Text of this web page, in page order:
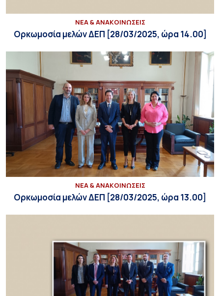
ΝΕΑ & ΑΝΑΚΟΙΝΩΣΕΙΣ
Ορκωμοσία μελών ΔΕΠ [28/03/2025, ώρα 14.00]
ΝΕΑ & ΑΝΑΚΟΙΝΩΣΕΙΣ
Ορκωμοσία μελών ΔΕΠ [28/03/2025, ώρα 13.00]